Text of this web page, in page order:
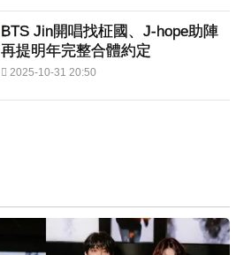
BTS Jin開唱找柾國、J-hope助陣
再提明年完整合體約定
2025-10-31 20:50